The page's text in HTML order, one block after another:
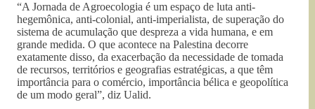
“A Jornada de Agroecologia é um espaço de luta anti-
hegemônica, anti-colonial, anti-imperialista, de superação do
sistema de acumulação que despreza a vida humana, e em
grande medida. O que acontece na Palestina decorre
exatamente disso, da exacerbação da necessidade de tomada
de recursos, territórios e geografias estratégicas, a que têm
importância para o comércio, importância bélica e geopolítica
de um modo geral”, diz Ualid.